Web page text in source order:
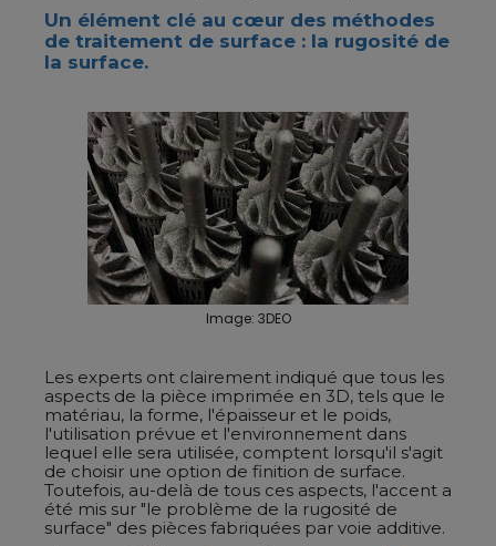
Un élément clé au cœur des méthodes
de traitement de surface : la rugosité de
la surface.
Image: 3DEO
Les experts ont clairement indiqué que tous les
aspects de la pièce imprimée en 3D, tels que le
matériau, la forme, l'épaisseur et le poids,
l'utilisation prévue et l'environnement dans
lequel elle sera utilisée, comptent lorsqu'il s'agit
de choisir une option de finition de surface.
Toutefois, au-delà de tous ces aspects, l'accent a
été mis sur "le problème de la rugosité de
surface" des pièces fabriquées par voie additive.